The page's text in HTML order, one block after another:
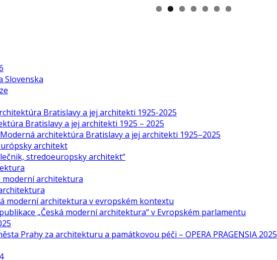
Slovenska
Bratislavy a jej architekti 1925-2025
Bratislavy a jej architekti 1925 – 2025
architektúra Bratislavy a jej architekti 1925–2025
architekt
stredoeuropsky architekt“
moderní architektura
moderní architektura v evropském kontextu
„Česká moderní architektura“ v Evropském parlamentu
Prahy za architekturu a památkovou péči – OPERA PRAGENSIA 2025